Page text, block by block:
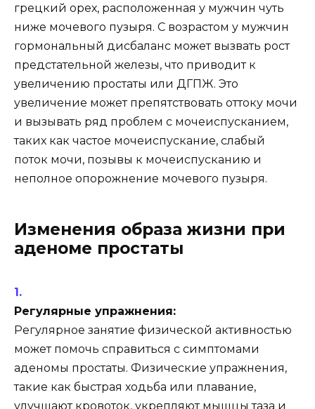
грецкий орех, расположенная у мужчин чуть
ниже мочевого пузыря. С возрастом у мужчин
гормональный дисбаланс может вызвать рост
предстательной железы, что приводит к
увеличению простаты или ДГПЖ. Это
увеличение может препятствовать оттоку мочи
и вызывать ряд проблем с мочеиспусканием,
таких как частое мочеиспускание, слабый
поток мочи, позывы к мочеиспусканию и
неполное опорожнение мочевого пузыря.
Изменения образа жизни при
аденоме простаты
Регулярные упражнения:
Регулярное занятие физической активностью
может помочь справиться с симптомами
аденомы простаты. Физические упражнения,
такие как быстрая ходьба или плавание,
улучшают кровоток, укрепляют мышцы таза и